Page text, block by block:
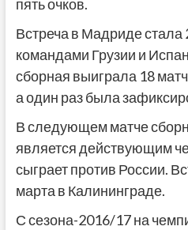
пять очков.
Встреча в Мадриде стала
командами Грузии и
сборная выиграла 18
а один раз была
В следующем матче
является действующим
сыграет против России.
марта в Калининграде.
С сезона-2016/17 на